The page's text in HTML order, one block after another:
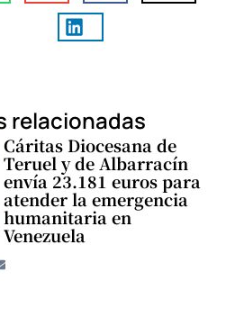
relacionadas
Cáritas Diocesana de
Teruel y de Albarracín
envía 23.181 euros para
atender la emergencia
humanitaria en
Venezuela